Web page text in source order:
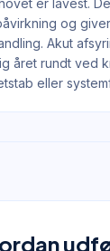
er lavest.
og
Akut
året rundt ved
eller